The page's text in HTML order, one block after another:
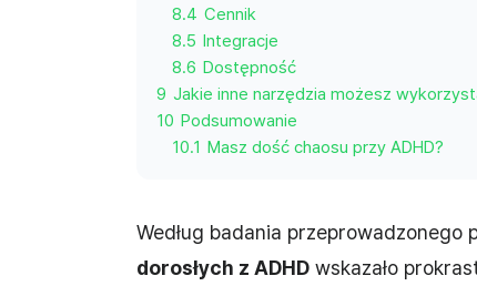
8.4 Cennik
8.5 Integracje
8.6 Dostępność
9 Jakie inne narzędzia możesz
10 Podsumowanie
10.1
Masz dość chaosu przy ADHD?
Według badania przeprowadzonego
dorosłych z ADHD wskazało